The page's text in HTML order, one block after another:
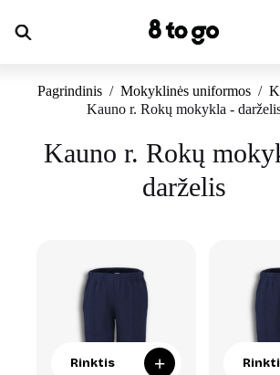
content
Pagrindinis / Mokyklinės uniformos /
Kauno r. Rokų mokykla -
Kauno r. Rokų
darželis
Rinktis +